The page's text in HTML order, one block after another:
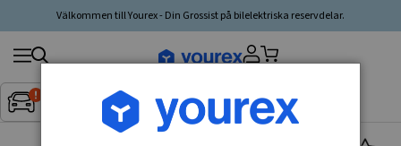
Välkommen till Yourex - Din Grossist på bilelektriska reservdelar.
Inget fordon valt▼
Sök
produkt,
tillverkare,